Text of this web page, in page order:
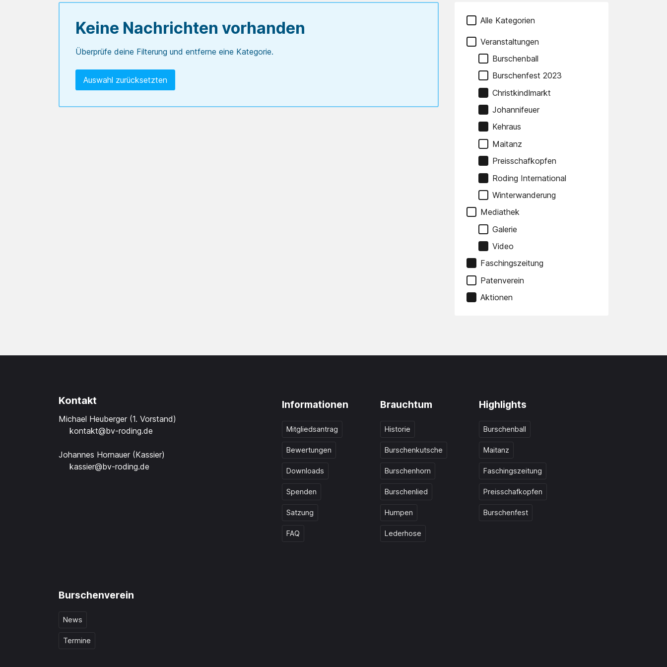
Keine Nachrichten vorhanden
Überprüfe deine Filterung und entferne eine Kategorie.
Auswahl zurücksetzten
Alle Kategorien
Veranstaltungen
Burschenball
Burschenfest 2023
Christkindlmarkt
Johannifeuer
Kehraus
Maitanz
Preisschafkopfen
Roding International
Winterwanderung
Mediathek
Galerie
Video
Faschingszeitung
Patenverein
Aktionen
Kontakt
Michael Heuberger (1. Vorstand)
kontakt@bv-roding.de
Johannes Hornauer (Kassier)
kassier@bv-roding.de
Informationen
Mitgliedsantrag
Bewertungen
Downloads
Spenden
Satzung
FAQ
Brauchtum
Historie
Burschenkutsche
Burschenhorn
Burschenlied
Humpen
Lederhose
Highlights
Burschenball
Maitanz
Faschingszeitung
Preisschafkopfen
Burschenfest
Burschenverein
News
Termine